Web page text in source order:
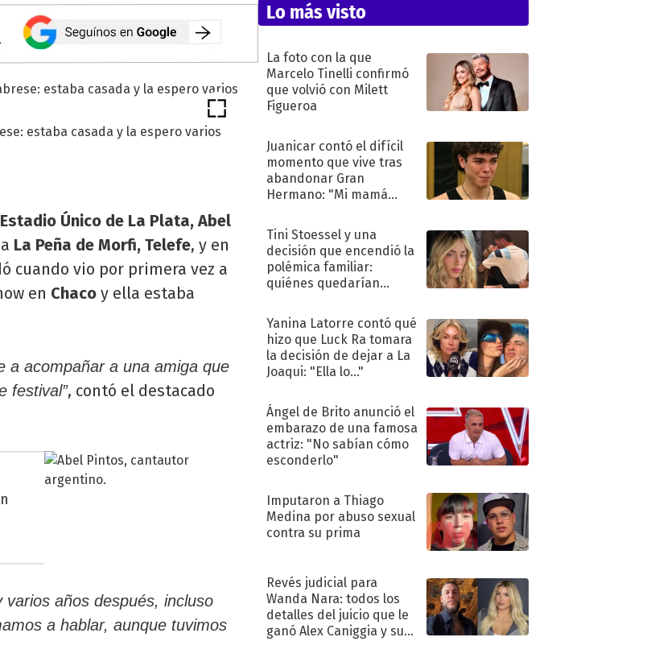
estaba casada y la espero varios
Estadio Único de La Plata, Abel
La Peña de Morfi, Telefe, y en
cuando vio por primera vez a
en Chaco y ella estaba
a acompañar a una amiga que
festival”, contó el destacado
varios años después, incluso
a hablar, aunque tuvimos
Lo más visto
La foto con la que
Marcelo Tinelli confirmó
que volvió con Milett
Figueroa
Juanicar contó el difícil
momento que vive tras
abandonar Gran
Hermano: "Mi mamá
Tini Stoessel y una
decisión que encendió la
polémica familiar:
quiénes quedarían
Yanina Latorre contó qué
hizo que Luck Ra tomara
la decisión de dejar a La
Joaqui: "Ella lo..."
Ángel de Brito anunció el
embarazo de una famosa
actriz: "No sabían cómo
esconderlo"
Imputaron a Thiago
Medina por abuso sexual
contra su prima
Revés judicial para
Wanda Nara: todos los
detalles del juicio que le
ganó Alex Caniggia y sus